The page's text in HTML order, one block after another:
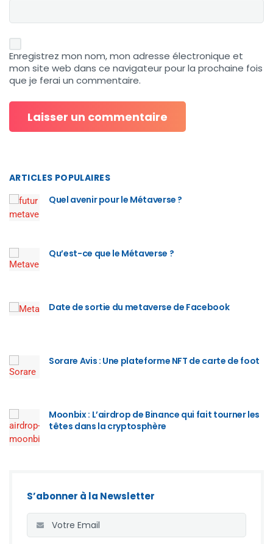
Enregistrez mon nom, mon adresse électronique et
mon site web dans ce navigateur pour la prochaine fois
que je ferai un commentaire.
ARTICLES POPULAIRES
Quel avenir pour le Métaverse ?
Qu’est-ce que le Métaverse ?
Date de sortie du metaverse de Facebook
Sorare Avis : Une plateforme NFT de carte de foot
Moonbix : L’airdrop de Binance qui fait tourner les
têtes dans la cryptosphère
S’abonner à la Newsletter